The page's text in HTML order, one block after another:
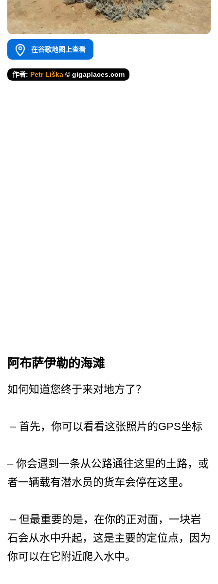
在谷歌地图上查看
作者: Petr Liška © gigaplaces.com
阿布萨伊勒的海滩
如何知道您终于来对地方了？
– 首先，你可以看看这张照片的GPS坐标
– 你会遇到一条从公路通往这里­的土路，或
者一辆载有潜水员的货车会停在这里。
– 但最重要的是，在你的正对面­，一块岩
石会从水中升起，这是主要的定位点，因为
你­可以在它附近爬入水中。